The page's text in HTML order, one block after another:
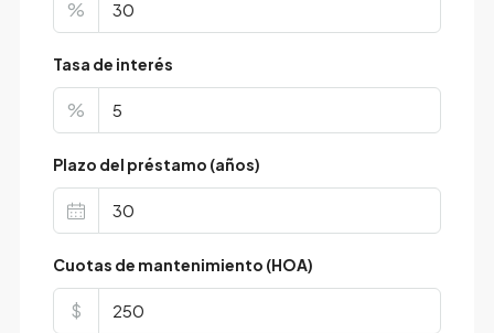
%
Tasa de interés
%
Plazo del préstamo (años)
Cuotas de mantenimiento (HOA)
$